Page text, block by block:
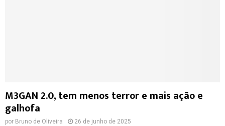
M3GAN 2.0, tem menos terror e mais ação e
galhofa
por Bruno de Oliveira 26 de junho de 2025